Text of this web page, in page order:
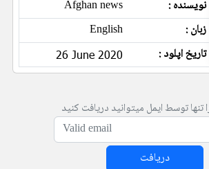
نویسنده :
Afghan news
زبان :
English
تاریخ اپلود :
26 June 2020
تنها توسط ایمل میتوانید دریافت کنید
دریافت